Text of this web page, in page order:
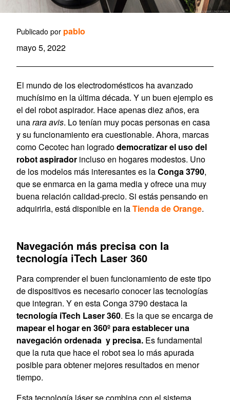
Publicado por pablo
mayo 5, 2022
El mundo de los electrodomésticos ha avanzado
muchísimo en la última década. Y un buen ejemplo es
el del robot aspirador. Hace apenas diez años, era
unarara avis. Lo tenían muy pocas personas en casa
y su funcionamiento era cuestionable. Ahora, marcas
como Cecotec han logradodemocratizar el uso del
robot aspirador incluso en hogares modestos. Uno
de los modelos más interesantes es laConga 3790,
que se enmarca en la gama media y ofrece una muy
buena relación calidad-precio. Si estás pensando en
adquirirla, está disponible en laTienda de Orange.
Navegación más precisa con la
tecnología iTech Laser 360
Para comprender el buen funcionamiento de este tipo
de dispositivos es necesario conocer las tecnologías
que integran. Y en esta Conga 3790 destaca la
tecnología iTech Laser 360. Es la que se encarga de
mapear el hogar en 360º para establecer una
navegación ordenada y precisa. Es fundamental
que la ruta que hace el robot sea lo más apurada
posible para obtener mejores resultados en menor
tiempo.